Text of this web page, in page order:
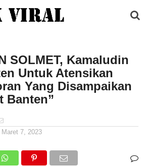
SOLMET, Kamaludin
Untuk Atensikan
Yang Disampaikan
Banten”
Maret 7, 2023